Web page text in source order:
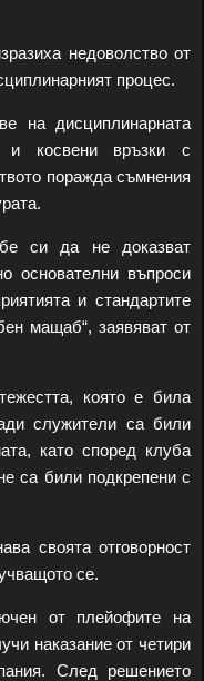
недоволство от
процес.
на дисциплинарната
и косвени връзки с
поражда съмнения
си да не доказват
основателни въпроси
и стандартите
мащаб“, заявяват от
която е била
служители са били
като според клуба
са били подкрепени с
своята отговорност
се.
от плейофите на
наказание от четири
След решението